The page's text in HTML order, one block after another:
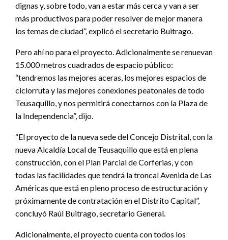
dignas y, sobre todo, van a estar más cerca y van a ser
más productivos para poder resolver de mejor manera
los temas de ciudad”, explicó el secretario Buitrago.
Pero ahí no para el proyecto. Adicionalmente se renuevan
15.000 metros cuadrados de espacio público:
“tendremos las mejores aceras, los mejores espacios de
ciclorruta y las mejores conexiones peatonales de todo
Teusaquillo, y nos permitirá conectarnos con la Plaza de
la Independencia”, dijo.
“El proyecto de la nueva sede del Concejo Distrital, con la
nueva Alcaldía Local de Teusaquillo que está en plena
construcción, con el Plan Parcial de Corferias, y con
todas las facilidades que tendrá la troncal Avenida de Las
Américas que está en pleno proceso de estructuración y
próximamente de contratación en el Distrito Capital”,
concluyó Raúl Buitrago, secretario General.
Adicionalmente, el proyecto cuenta con todos los